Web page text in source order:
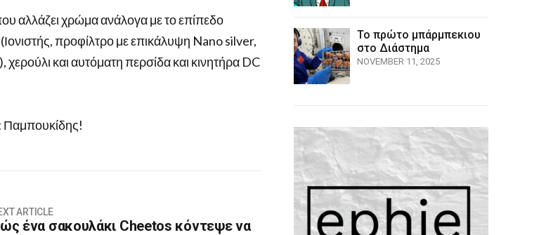
αλλάζει χρώμα ανάλογα με το επίπεδο
προφίλτρο με επικάλυψη Nano silver,
και αυτόματη περσίδα και κινητήρα DC
Παμπουκίδης!
ARTICLE
ένα σακουλάκι Cheetos κόντεψε να
Το πρώτο μπάρμπεκιου
στο Διάστημα
NOVEMBER 11, 2025